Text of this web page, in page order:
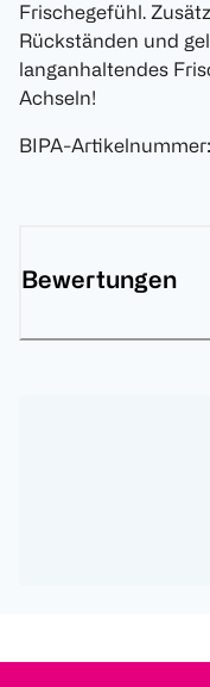
Frischegefühl.
Rückständen und
langanhaltendes
Achseln!
BIPA-Artikelnummer:
Bewertungen